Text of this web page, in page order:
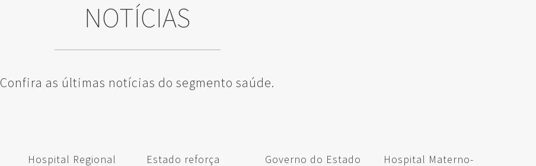
NOTÍCIAS
Confira as últimas notícias do segmento saúde.
Hospital Regional
Estado reforça
Governo do Estado
Hospital Materno-